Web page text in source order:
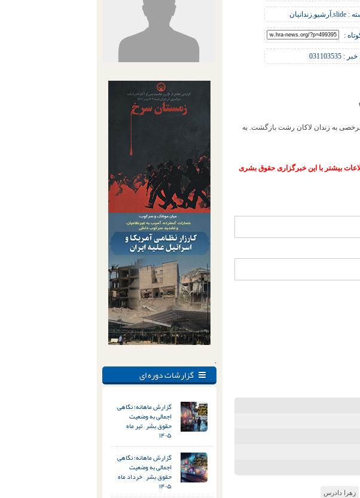
.
گزارشات دوره ای
گزارش ماهانه؛ نگاهی
اجمالی به وضعیت
حقوق بشر – تیر ماه
۱۴۰۵
گزارش ماهانه؛ نگاهی
اجمالی به وضعیت
حقوق بشر – خرداد ماه
۱۴۰۵
:
slide
,آرشیو,زندانیان
:
: 031103535
مرخصی به زندان لاکان رشت بازگشت. به
بیشتر با این خبرگزاری حقوق بشری
زهرا دادرس